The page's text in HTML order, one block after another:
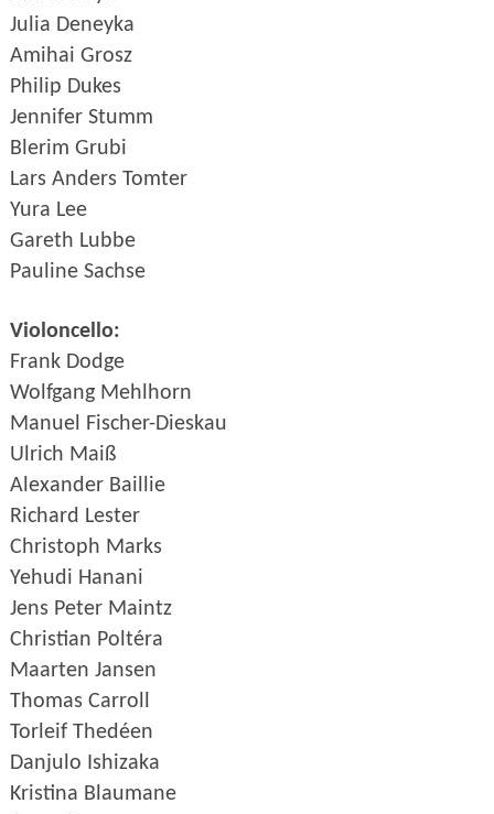
Julia Deneyka
Amihai Grosz
Philip Dukes
Jennifer Stumm
Blerim Grubi
Lars Anders Tomter
Yura Lee
Gareth Lubbe
Pauline Sachse
Violoncello:
Frank Dodge
Wolfgang Mehlhorn
Manuel Fischer-Dieskau
Ulrich Maiß
Alexander Baillie
Richard Lester
Christoph Marks
Yehudi Hanani
Jens Peter Maintz
Christian Poltéra
Maarten Jansen
Thomas Carroll
Torleif Thedéen
Danjulo Ishizaka
Kristina Blaumane